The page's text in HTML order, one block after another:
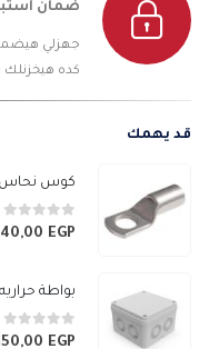
ضمان
جهزلي
كده هيخزنلك
قد يهمك
كوس نحاس
0من 5
EGP
بواطة حراريه Adal Pano
0من 5
EGP